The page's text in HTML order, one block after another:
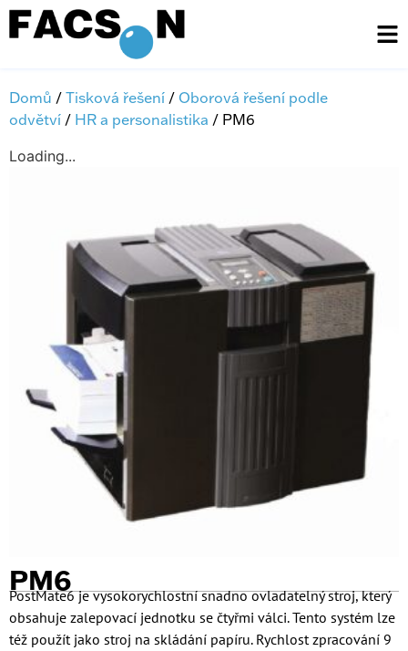
Domů /Tisková řešení / Oborová řešení podle
odvětví / HR a personalistika / PM6
Loading...
PM6
PostMate6 je vysokorychlostní snadno ovladatelný stroj, který
obsahuje zalepovací jednotku se čtyřmi válci. Tento systém lze
též použít jako stroj na skládání papíru. Rychlost zpracování 9